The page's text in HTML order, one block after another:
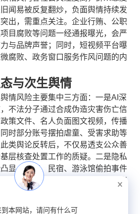
闻易被反复翻炒，负面舆情持续发
出，需重点关注。企业行贿、公职
目腐败等问题一经通报曝光，会严
与品牌声誉；同时，短视频平台曝
腐败、政务窗口服务作风问题的内
态与次生舆情
情风险主要集中三方面：一是AI深
不法分子通过合成伪造灾害伤亡信
策文件、名人负面图文视频，传播
时部分账号摆拍虐童、受害求助等
类舆论反转后，不仅易透支公众善
层核查处置工作的质疑。二是隐私
显，KTV、民宿、游泳馆偷拍事件
时常泄露游客个人信息，学生、商
事遭“人肉开盒”与网暴，若平台未
内容，将进一步放大舆情负面影
本网站，请问有什么可